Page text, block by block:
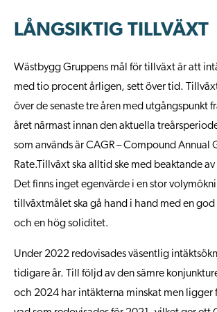
LÅNGSIKTIG TILLVÄXT
Wästbygg Gruppens mål för tillväxt är att
med tio procent årligen, sett över tid.
över de senaste tre åren med utgångspunkt
året närmast innan den aktuella
som används är CAGR – Compound Annual
Rate.Tillväxt ska alltid ske med beaktande
Det finns inget egenvärde i en stor
tillväxtmålet ska gå hand i hand med en
och en hög soliditet.
Under 2022 redovisades väsentlig
tidigare år. Till följd av den sämre
och 2024 har intäkterna minskat men ligger